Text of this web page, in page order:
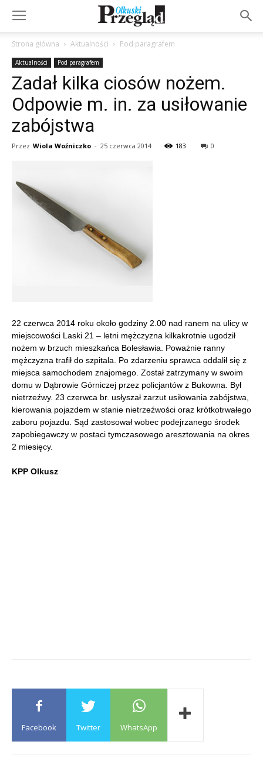
Strona główna Aktualności Pod paragrafem
Aktualności Pod paragrafem
Zadał kilka ciosów nożem.
Odpowie m. in. za usiłowanie
zabójstwa
Przez Wiola Woźniczko - 25 czerwca 2014 183 0
22 czerwca 2014 roku około godziny 2.00 nad ranem na ulicy w
miejscowości Laski 21 – letni mężczyzna kilkakrotnie ugodził
nożem w brzuch mieszkańca Bolesławia. Poważnie ranny
mężczyzna trafił do szpitala. Po zdarzeniu sprawca oddalił się z
miejsca samochodem znajomego. Został zatrzymany w swoim
domu w Dąbrowie Górniczej przez policjantów z Bukowna. Był
nietrzeźwy. 23 czerwca br. usłyszał zarzut usiłowania zabójstwa,
kierowania pojazdem w stanie nietrzeźwości oraz krótkotrwałego
zaboru pojazdu. Sąd zastosował wobec podejrzanego środek
zapobiegawczy w postaci tymczasowego aresztowania na okres
2 miesięcy.
KPP Olkusz
Facebook Twitter WhatsApp